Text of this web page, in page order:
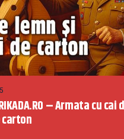
– Armata cu cai